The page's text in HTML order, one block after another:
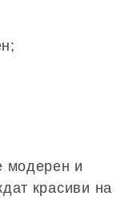
модерен и
красиви на